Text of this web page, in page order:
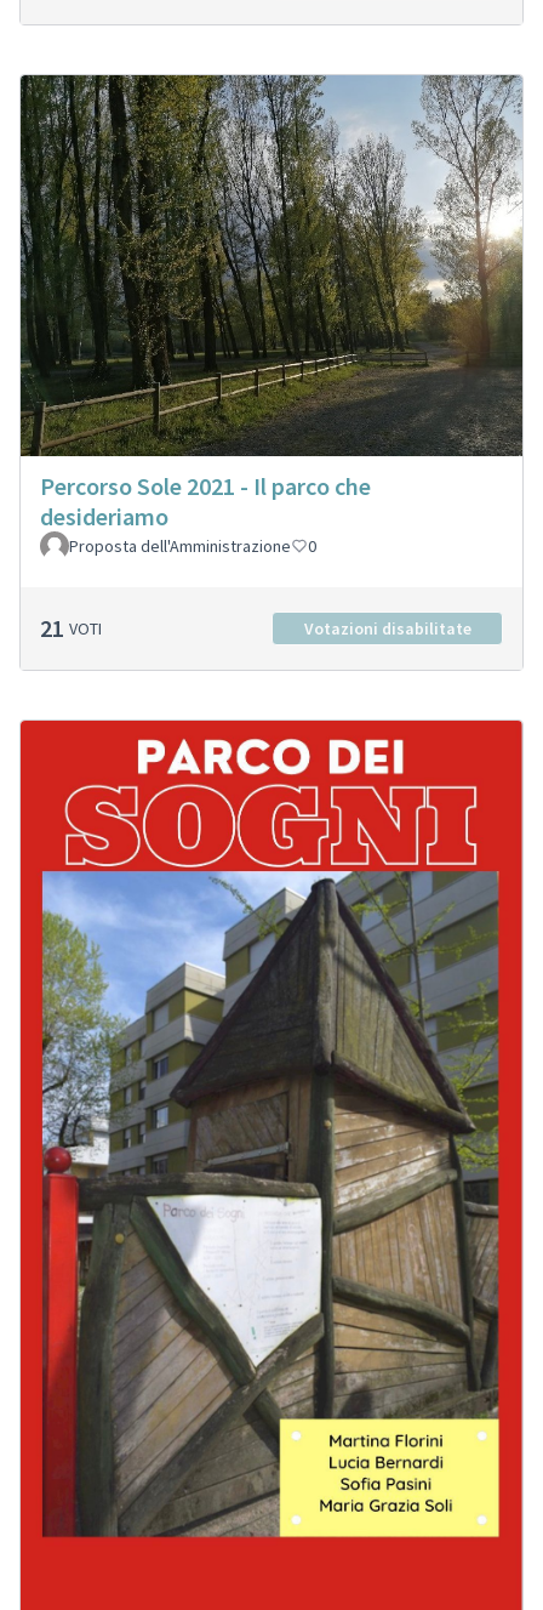
Percorso Sole 2021 - Il parco che
desideriamo
Proposta dell'Amministrazione 0
21 VOTI Votazioni disabilitate